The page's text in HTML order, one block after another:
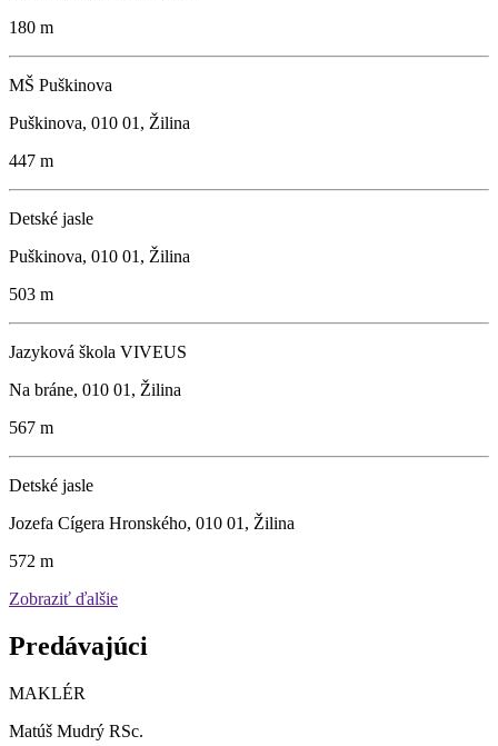
180 m
MŠ Puškinova
Puškinova, 010 01, Žilina
447 m
Detské jasle
Puškinova, 010 01, Žilina
503 m
Jazyková škola VIVEUS
Na bráne, 010 01, Žilina
567 m
Detské jasle
Jozefa Cígera Hronského, 010 01, Žilina
572 m
Zobraziť ďalšie
Predávajúci
MAKLÉR
Matúš Mudrý RSc.